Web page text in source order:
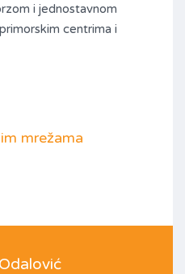
i jednostavnom
centrima i
mrežama